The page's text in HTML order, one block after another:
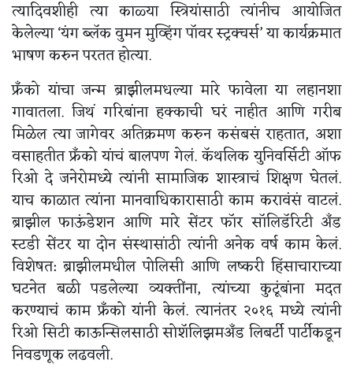
त्यादिवशीही त्या काळ्या स्त्रियांसाठी त्यांनीच आयोजित
केलेल्या ‘यंग ब्लॅक वुमन मुव्हिंग पॉवर स्ट्रक्चर्स’ या कार्यक्रमात
भाषण करुन परतत होत्या.
फ्रॅंको यांचा जन्म ब्राझीलमधल्या मारे फावेला या लहानशा
गावातला. जिथं गरिबांना हक्काची घरं नाहीत आणि गरीब
मिळेल त्या जागेवर अतिक्रमण करुन कसंबसं राहतात, अशा
वसाहतीत फ्रॅंको यांचं बालपण गेलं. कॅथलिक युनिवर्सिटी ऑफ
रिओ दे जनेरोमध्ये त्यांनी सामाजिक शास्त्राचं शिक्षण घेतलं.
याच काळात त्यांना मानवाधिकारासाठी काम करावंसं वाटलं.
ब्राझील फाऊंडेशन आणि मारे सेंटर फॉर सॉलिडॅरिटी अ‍ॅंड
स्टडी सेंटर या दोन संस्थासांठी त्यांनी अनेक वर्ष काम केलं.
विशेषत: ब्राझीलमधील पोलिसी आणि लष्करी हिंसाचाराच्या
घटनेत बळी पडलेल्या व्यक्तींना, त्यांच्या कुटूंबांना मदत
करण्याचं काम फ्रॅंको यांनी केलं. त्यानंतर २०१६ मध्ये त्यांनी
रिओ सिटी काऊन्सिलसाठी सोशॅलिझमअ‍ॅंड लिबर्टी पार्टीकडून
निवडणूक लढवली.